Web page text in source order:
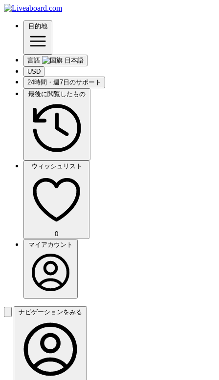
目的地
言語
USD
24時間・週7日のサポート
最後に閲覧したもの
ウィッシュリスト
0
マイアカウント
ナビゲーションをみる